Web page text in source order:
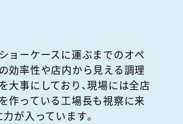
ョーケースに運ぶまでのオペ
効率性や店内から見える調理
大事にしており、現場には全店
作っている工場長も視察に来
力が入っています。